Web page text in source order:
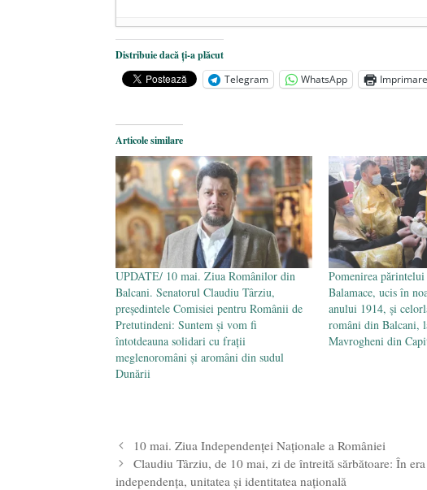
Dezvăluiri cutremurătoare despre
Statul care servește Națiunea - 21 aprilie
Legea Vexler produce efecte. Bustul
Distribuie dacă ți-a plăcut
Telegram
WhatsApp Imprimare
Articole similare
UPDATE/ 10 mai. Ziua Românilor din
Balcani. Senatorul Claudiu Târziu,
președintele Comisiei pentru Românii de
Pretutindeni: Suntem și vom fi
întotdeauna solidari cu frații
meglenoromâni și aromâni din sudul
Dunării
Pomenirea
Balamace, ucis în
anului 1914, și
români din Balcani,
Mavrogheni din
10 mai. Ziua Independenţei Naţionale a României
Claudiu Târziu, de 10 mai, zi de întreită sărbătoare: În
independența, unitatea și identitatea națională